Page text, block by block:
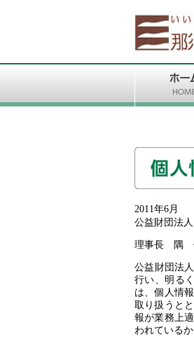
2011年6月
公益財団法
理事長 隅
公益財団法
行い、明る
は、個人情
取り扱うと
報が業務上
われている